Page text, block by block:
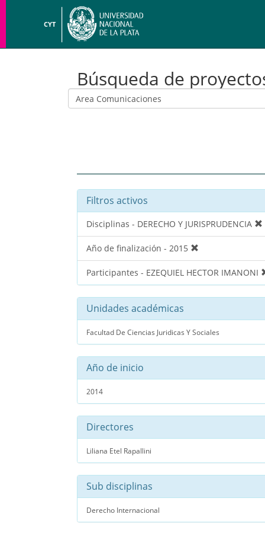
CYT
Búsqueda de
Filtros activos
Disciplinas - DERECHO Y JURISPRUDENCIA
Año de finalización - 2015
Participantes - EZEQUIEL HECTOR IMANONI
Unidades académicas
Facultad De Ciencias Juridicas Y Sociales
Año de inicio
2014
Directores
Liliana Etel Rapallini
Sub disciplinas
Derecho Internacional